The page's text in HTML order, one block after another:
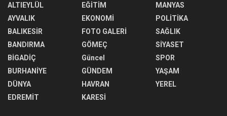
ALTIEYLÜL
AYVALIK
BALIKESİR
BANDIRMA
BİGADİÇ
BURHANİYE
DÜNYA
EDREMİT
EĞİTİM
EKONOMİ
FOTO GALERİ
GÖMEÇ
Güncel
GÜNDEM
HAVRAN
KARESİ
MANYAS
POLİTİKA
SAĞLIK
SİYASET
SPOR
YAŞAM
YEREL